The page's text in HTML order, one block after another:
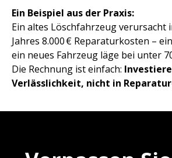
Ein Beispiel aus der Praxis:
Ein altes Löschfahrzeug verursacht
Jahres 8.000 € Reparaturkosten –
ein neues Fahrzeug läge bei unter
Die Rechnung ist einfach:
Verlässlichkeit, nicht in